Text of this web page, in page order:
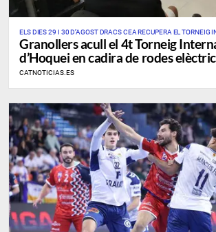
ELS DIES 29 I 30 D’AGOST DRACS CEA RECUPERA EL TORNEIG
D’AQUEST ESPORT A CATALUNYA I A L’ESTAT
Granollers acull el 4t Torneig
d’Hoquei en cadira de rodes
CATNOTICIAS.ES